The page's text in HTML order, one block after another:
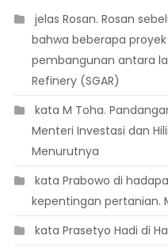
 jelas Rosan. Rosan
bahwa beberapa
pembangunan antara
Refinery (SGAR)
 kata M Toha.
Menteri Investasi dan
Menurutnya
 kata Prabowo di
kepentingan pertanian.
 kata Prasetyo Hadi di